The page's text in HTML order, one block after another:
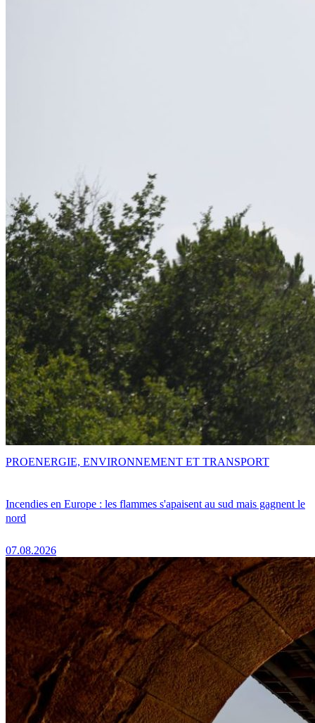
Incendies en Europe : les flammes s'apaisent au sud mais gagnent le
nord
07.08.2026
PROENERGIE, ENVIRONNEMENT ET TRANSPORT